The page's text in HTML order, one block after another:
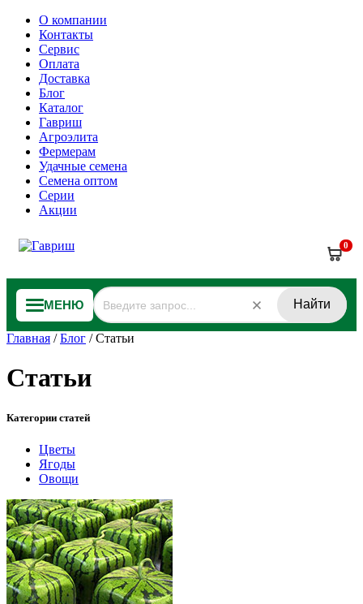
О компании
Контакты
Сервис
Оплата
Доставка
Блог
Каталог
Гавриш
Агроэлита
Фермерам
Удачные семена
Семена оптом
Серии
Акции
0
МЕНЮ Найти
Главная /Блог /Статьи
Статьи
Категории статей
Цветы
Ягоды
Овощи